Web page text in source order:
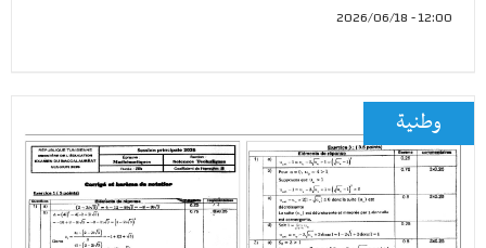
12:00 - 2026/06/18
وطنية